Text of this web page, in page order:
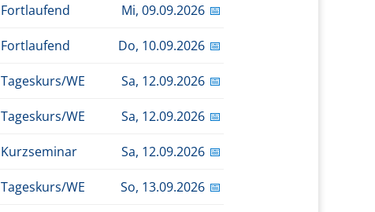
Fortlaufend Mi, 09.09.2026 📅
Fortlaufend Do, 10.09.2026 📅
Tageskurs/WE Sa, 12.09.2026 📅
Tageskurs/WE Sa, 12.09.2026 📅
Kurzseminar Sa, 12.09.2026 📅
Tageskurs/WE So, 13.09.2026 📅